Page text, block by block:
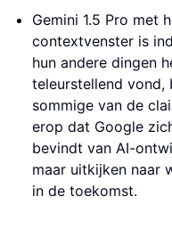
Gemini 1.5 Pro met
contextvenster is
hun andere dingen
teleurstellend vond,
sommige van de
erop dat Google
bevindt van AI-
maar uitkijken naar
in de toekomst.